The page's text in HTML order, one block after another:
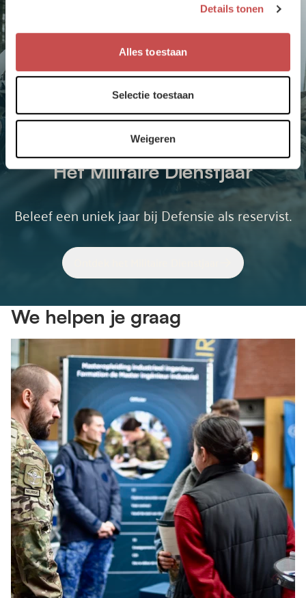
Details tonen
Alles toestaan
Selectie toestaan
Weigeren
Het Militaire Dienstjaar
Beleef een uniek jaar bij Defensie als reservist.
We helpen je graag